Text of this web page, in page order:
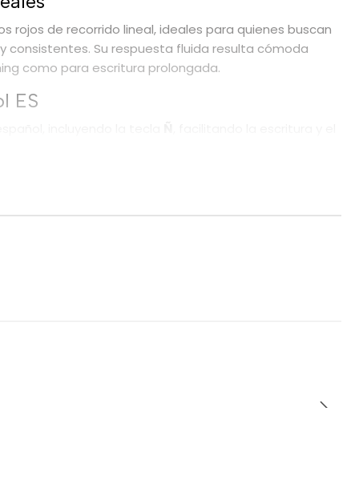
rojos de recorrido lineal, ideales para quienes buscan
consistentes. Su respuesta fluida resulta cómoda
como para escritura prolongada.
ES
blanca para mejorar la visibilidad, mientras que los
USB-C a USB-A entrega una transmisión estable y